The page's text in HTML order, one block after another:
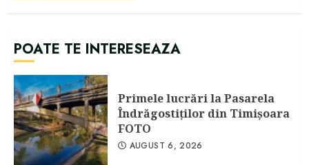
POATE TE INTERESEAZA
Primele lucrări la Pasarela
Îndrăgostiţilor din Timişoara
FOTO
AUGUST 6, 2026